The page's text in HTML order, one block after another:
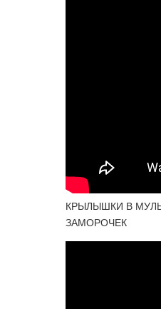
КРЫЛЫШКИ В
ЗАМОРОЧЕК